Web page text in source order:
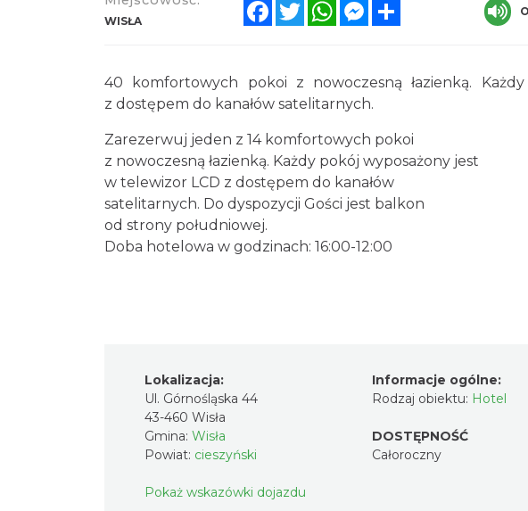
WISŁA
FacebookTwitterWhatsAppMessenger
40 komfortowych pokoi z nowoczesną łazienką.
z dostępem do kanałów satelitarnych.
Zarezerwuj jeden z 14 komfortowych pokoi
z nowoczesną łazienką. Każdy pokój wyposażony jest
w telewizor LCD z dostępem do kanałów
satelitarnych. Do dyspozycji Gości jest balkon
od strony południowej.
Doba hotelowa w godzinach: 16:00-12:00
Lokalizacja:
Ul. Górnośląska 44
43-460 Wisła
Gmina: Wisła
Powiat: cieszyński
Pokaż wskazówki dojazdu
Informacje ogólne:
Rodzaj obiektu: Hotel
DOSTĘPNOŚĆ
Całoroczny